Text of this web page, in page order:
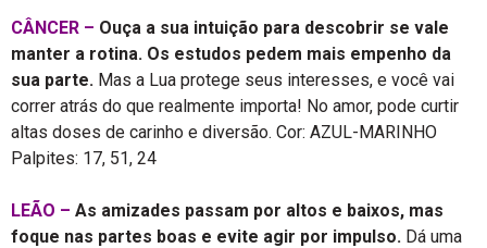
CÂNCER – Ouça a sua intuição para descobrir se vale
manter a rotina. Os estudos pedem mais empenho da
sua parte. Mas a Lua protege seus interesses, e você vai
correr atrás do que realmente importa! No amor, pode curtir
altas doses de carinho e diversão. Cor: AZUL-MARINHO
Palpites: 17, 51, 24
LEÃO – As amizades passam por altos e baixos, mas
foque nas partes boas e evite agir por impulso. Dá uma